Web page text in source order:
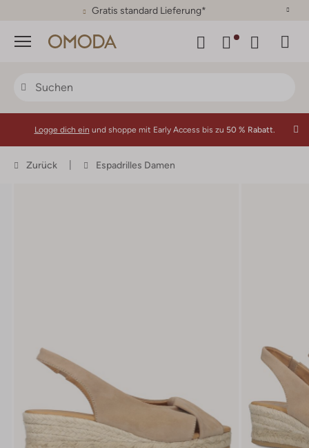
30 Tage Rückgaberecht
Menü
Logge dich ein und shoppe mit Early Access bis zu 50 % Rabatt.
Zurück Espadrilles Damen